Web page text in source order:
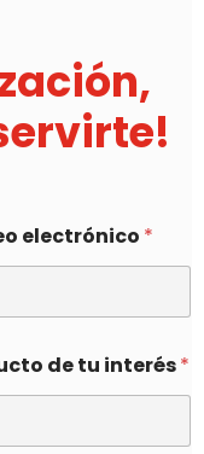
electrónico *
de tu interés*